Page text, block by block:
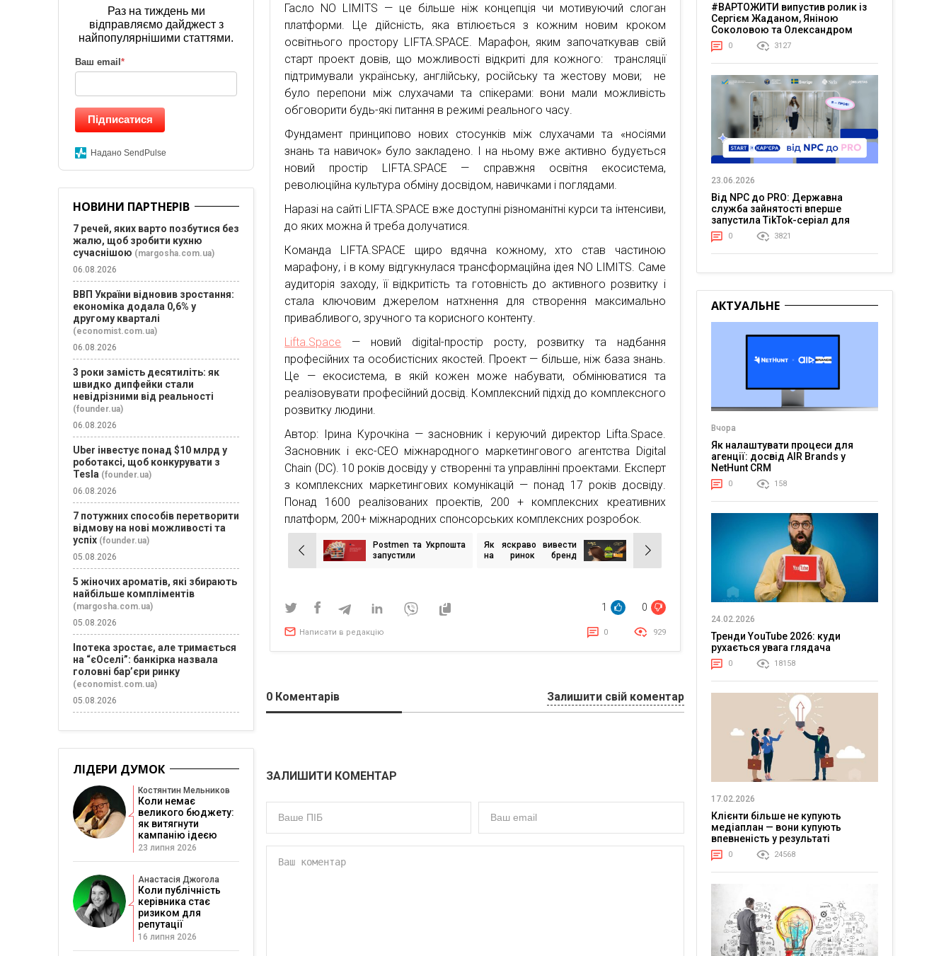
Гасло NO LIMITS — це більше ніж концепція чи мотивуючий слоган
платформи. Це дійсність, яка втілюється з кожним новим кроком
освітнього простору LIFTA.SPACE. Марафон, яким започаткував свій
старт проект довів, що можливості відкриті для кожного: трансляції
підтримували українську, англійську, російську та жестову мови; не
було перепони між слухачами та спікерами: вони мали можливість
обговорити будь-які питання в режимі реального часу.
Фундамент принципово нових стосунків між слухачами та «носіями
знань та навичок» було закладено. І на ньому вже активно будується
новий простір LIFTA.SPACE — справжня освітня екосистема,
революційна культура обміну досвідом, навичками і поглядами.
Наразі на сайті LIFTA.SPACE вже доступні різноманітні курси та інтенсиви,
до яких можна й треба долучатися.
Команда LIFTA.SPACE щиро вдячна кожному, хто став частиною
марафону, і в кому відгукнулася трансформаційна ідея NO LIMITS. Саме
аудиторія заходу, її відкритість та готовність до активного розвитку і
стала ключовим джерелом натхнення для створення максимально
привабливого, зручного та корисного контенту.
Lifta.Space — новий digital-простір росту, розвитку та надбання
професійних та особистісних якостей. Проект — більше, ніж база знань.
Це — екосистема, в якій кожен може набувати, обмінюватися та
реалізовувати професійний досвід. Комплексний підхід до комплексного
розвитку людини.
Автор: Ірина Курочкіна — засновник і керуючий директор Lifta.Space.
Засновник і екс-СЕО міжнародного маркетингового агентства Digital
Chain (DC). 10 років досвіду у створенні та управлінні проектами. Експерт
з комплексних маркетингових комунікацій — понад 17 років досвіду.
Понад 1600 реалізованих проектів, 200 + комплексних креативних
платформ, 200+ міжнародних спонсорських комплексних розробок.
Навігація
записів
Postmen та Укрпошта
запустили
Як яскраво вивести
на ринок бренд
1 0
Написати в редакцію 0 929
0 Коментарів Залишити свій коментар
ЗАЛИШИТИ КОМЕНТАР
Раз на тиждень ми
відправляємо дайджест з
найпопулярнішими статтями.
Ваш email *
Підписатися
Надано SendPulse
НОВИНИ ПАРТНЕРІВ
7 речей, яких варто позбутися без
жалю, щоб зробити кухню
сучаснішою (margosha.com.ua)
06.08.2026
ВВП України відновив зростання:
економіка додала 0,6% у
другому кварталі
(economist.com.ua)
06.08.2026
3 роки замість десятиліть: як
швидко дипфейки стали
невідрізними від реальності
(founder.ua)
06.08.2026
Uber інвестує понад $10 млрд у
роботаксі, щоб конкурувати з
Tesla (founder.ua)
06.08.2026
7 потужних способів перетворити
відмову на нові можливості та
успіх (founder.ua)
05.08.2026
5 жіночих ароматів, які збирають
найбільше компліментів
(margosha.com.ua)
05.08.2026
Іпотека зростає, але тримається
на “єОселі”: банкірка назвала
головні бар’єри ринку
(economist.com.ua)
05.08.2026
ЛІДЕРИ ДУМОК
Костянтин Мельников
Коли немає
великого бюджету:
як витягнути
кампанію ідеєю
23 липня 2026
Анастасія Джогола
Коли публічність
керівника стає
ризиком для
репутації
16 липня 2026
#ВАРТОЖИТИ випустив ролик із
Сергієм Жаданом, Яніною
Соколовою та Олександром
Тереном про життя в постійній
напрузі
0 3127
23.06.2026
Від NPC до PRO: Державна
служба зайнятості вперше
запустила TikTok-серіал для
молоді
0 3821
АКТУАЛЬНЕ
Вчора
Як налаштувати процеси для
агенції: досвід AIR Brands у
NetHunt CRM
0 158
24.02.2026
Тренди YouTube 2026: куди
рухається увага глядача
0 18158
17.02.2026
Клієнти більше не купують
медіаплан — вони купують
впевненість у результаті
0 24568